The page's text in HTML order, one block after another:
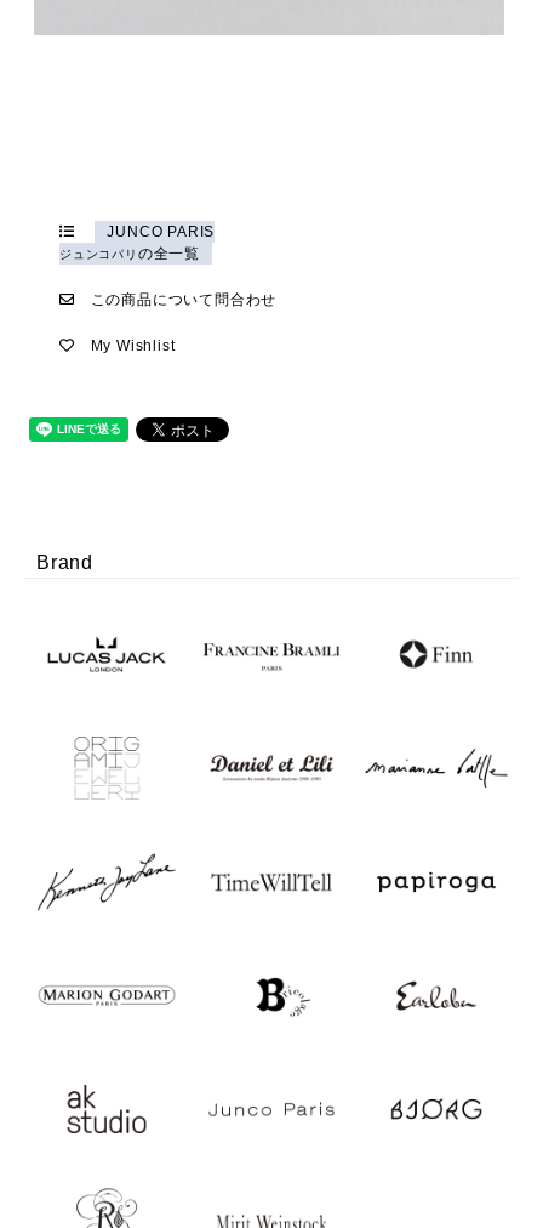
JUNCO PARIS
ジュンコパリ の全一覧
この商品について問合わせ
My Wishlist
Brand